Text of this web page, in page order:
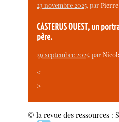
23 novembre 2025, par
CASTERUS OUEST, un
père.
29 septembre 2025, par
<
>
© la revue des ressources :